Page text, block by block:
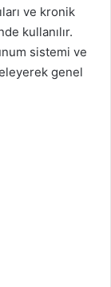
ve kronik
kullanılır.
sistemi ve
genel